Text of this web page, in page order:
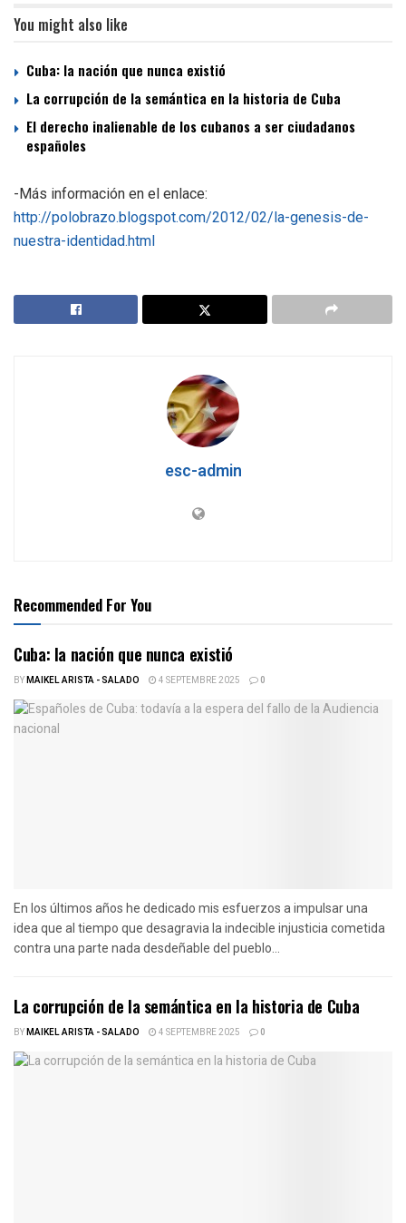
You might also like
Cuba: la nación que nunca existió
La corrupción de la semántica en la historia de Cuba
El derecho inalienable de los cubanos a ser ciudadanos
españoles
-Más información en el enlace:
http://polobrazo.blogspot.com/2012/02/la-genesis-de-
nuestra-identidad.html
esc-admin
Recommended For You
Cuba: la nación que nunca existió
BYMAIKEL ARISTA - SALADO 4 SEPTEMBRE 2025 0
En los últimos años he dedicado mis esfuerzos a impulsar una
idea que al tiempo que desagravia la indecible injusticia cometida
contra una parte nada desdeñable del pueblo...
La corrupción de la semántica en la historia de Cuba
BYMAIKEL ARISTA - SALADO 4 SEPTEMBRE 2025 0